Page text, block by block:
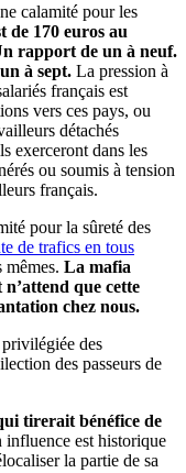
calamité pour les
de 170 euros au
rapport de un à neuf.
à sept. La pression à
français est
vers ces pays, ou
détachés
exerceront dans les
ou soumis à tension
français.
pour la sûreté des
de trafics en tous
mêmes. La mafia
que cette
chez nous.
des
des passeurs de
tirerait bénéfice de
influence est historique
la partie de sa